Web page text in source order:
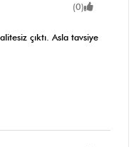
(0)
çıktı. Asla tavsiye